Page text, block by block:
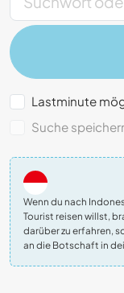
Lastminute
Suche
Wenn du nach
Tourist reisen willst,
darüber zu erfahren,
an die Botschaft in